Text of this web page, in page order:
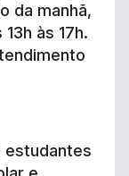
da manhã,
às 17h.
estudantes